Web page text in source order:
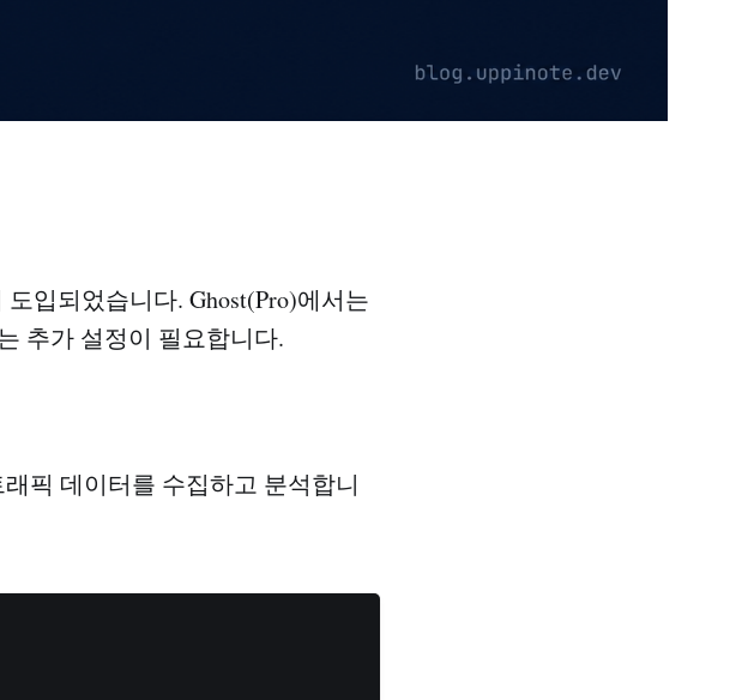
입되었습니다. Ghost(Pro)에서는
추가 설정이 필요합니다.
픽 데이터를 수집하고 분석합니